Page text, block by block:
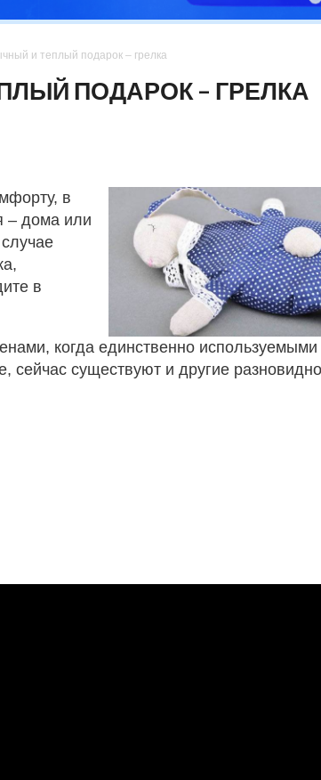
и теплый подарок – грелка
ПОДАРОК – ГРЕЛКА
в
– дома или
в
когда единственно
сейчас существуют и другие